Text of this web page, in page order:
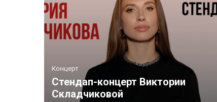
Концерт
Стендап-концерт Виктории
Складчиковой